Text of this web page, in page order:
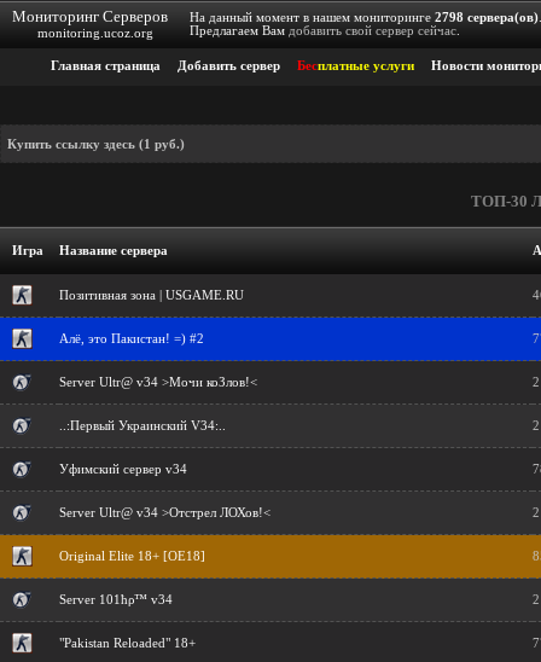
Мониторинг Серверов
monitoring.ucoz.org
На данный момент в нашем мониторинге 2798 сервера(ов)
Предлагаем Вам добавить свой сервер сейчас
Главная страница Добавить сервер Бесплатные услуги Новости
Купить ссылку здесь (1 руб.)
ТОП-30
Игра Название сервера
Позитивная зона | USGAME.RU
Алё, это Пакистан! =) #2
Server Ultr@ v34 >Мочи коЗлов!<
..:Первый Украинский V34:..
Уфимский сервер v34
Server Ultr@ v34 >Отстрел ЛОХов!<
Original Elite 18+ [OE18]
Server 101ћρ™ v34
"Pakistan Reloaded" 18+